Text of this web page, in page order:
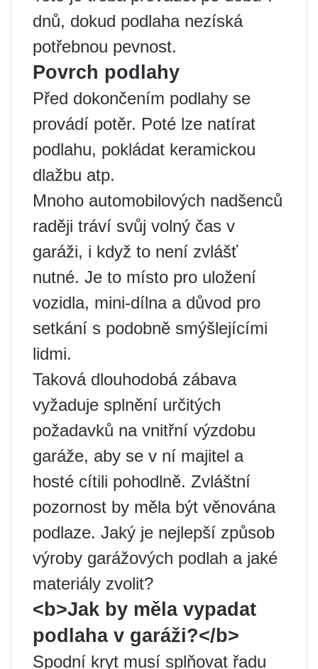
dnů, dokud podlaha nezíská
potřebnou pevnost.
Povrch podlahy
Před dokončením podlahy se
provádí potěr. Poté lze natírat
podlahu, pokládat keramickou
dlažbu atp.
Mnoho automobilových nadšenců
raději tráví svůj volný čas v
garáži, i když to není zvlášť
nutné. Je to místo pro uložení
vozidla, mini-dílna a důvod pro
setkání s podobně smýšlejícími
lidmi.
Taková dlouhodobá zábava
vyžaduje splnění určitých
požadavků na vnitřní výzdobu
garáže, aby se v ní majitel a
hosté cítili pohodlně. Zvláštní
pozornost by měla být věnována
podlaze. Jaký je nejlepší způsob
výroby garážových podlah a jaké
materiály zvolit?
<b>Jak by měla vypadat
podlaha v garáži?</b>
Spodní kryt musí splňovat řadu